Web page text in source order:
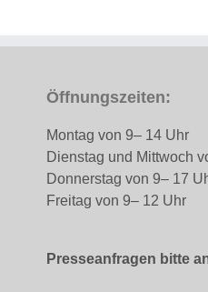
Öffnungszeiten:
Montag von 9– 14 Uhr
Dienstag und Mittwoch
Donnerstag von 9– 17
Freitag von 9– 12 Uhr
Presseanfragen bitte